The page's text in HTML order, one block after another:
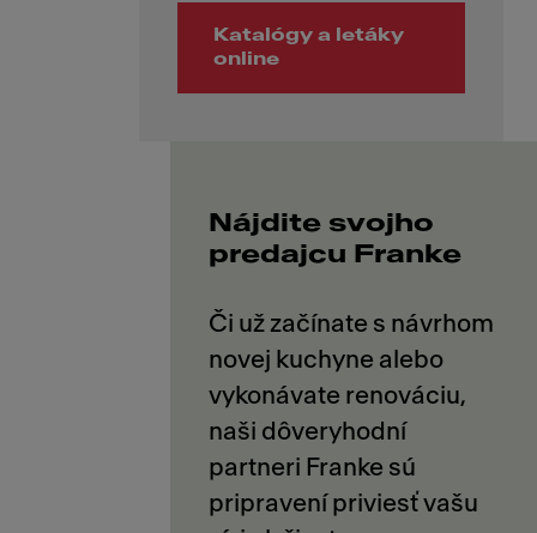
Katalógy a letáky
online
Nájdite svojho
predajcu Franke
Či už začínate s návrhom
novej kuchyne alebo
vykonávate renováciu,
naši dôveryhodní
partneri Franke sú
pripravení priviesť vašu